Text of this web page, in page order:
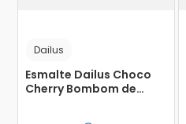
Dailus
Esmalte Dailus Choco
Cherry Bombom de